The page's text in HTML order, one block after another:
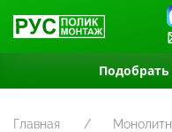
Главная